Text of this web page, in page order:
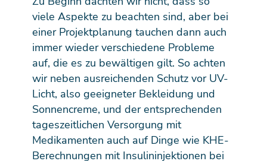
viele Aspekte zu beachten sind, aber bei
einer Projektplanung tauchen dann auch
immer wieder verschiedene Probleme
auf, die es zu bewältigen gilt. So achten
wir neben ausreichenden Schutz vor UV-
Licht, also geeigneter Bekleidung und
Sonnencreme, und der entsprechenden
tageszeitlichen Versorgung mit
Medikamenten auch auf Dinge wie KHE-
Berechnungen mit Insulininjektionen bei